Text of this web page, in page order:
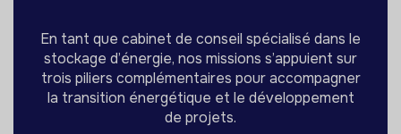
En tant que cabinet de conseil spécialisé dans le
stockage d’énergie, nos missions s’appuient sur
trois piliers complémentaires pour accompagner
la transition énergétique et le développement
de projets.